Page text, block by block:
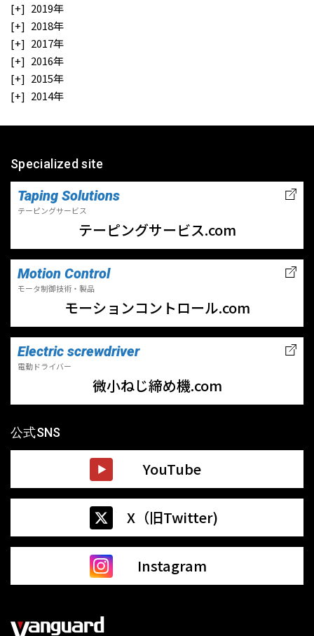
2019年
2018年
2017年
2016年
2015年
2014年
Specialized site
Taping Solutions
テーピングサービス
テーピングサービス.com
Motion Control
モータ制御技術・製品
モーションコントロール.com
Electric screwdriver
電動ドライバー
微小ねじ締め機.com
公式SNS
YouTube
X（旧Twitter)
Instagram